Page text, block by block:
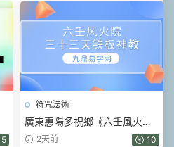
5
符咒法術
廣東惠陽多祝鄉《六壬風火院
三十三天鐵闆神教》4本pdf
2天前 10